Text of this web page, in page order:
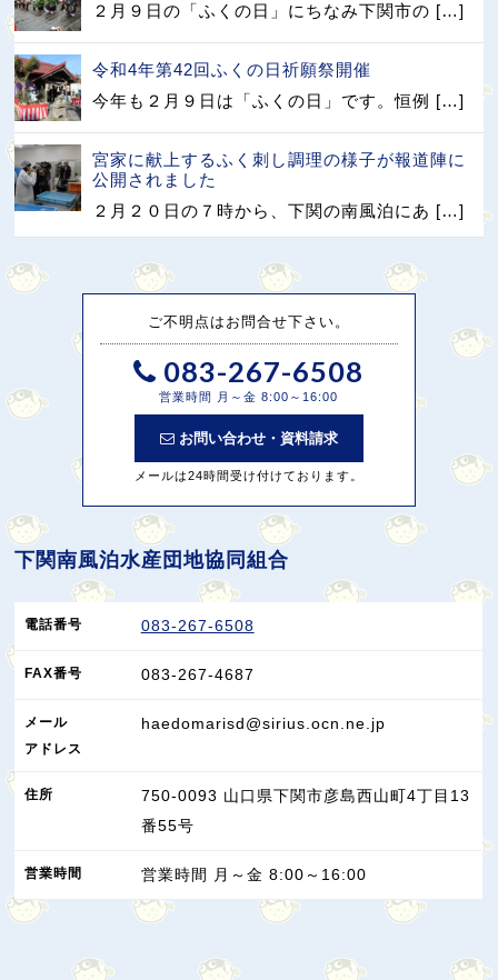
２月９日の「ふくの日」にちなみ下関市の […]
令和4年第42回ふくの日祈願祭開催
今年も２月９日は「ふくの日」です。恒例 […]
宮家に献上するふく刺し調理の様子が報道陣に
公開されました
２月２０日の７時から、下関の南風泊にあ […]
ご不明点はお問合せ下さい。
083-267-6508
営業時間 月～金 8:00～16:00
お問い合わせ・資料請求
メールは24時間受け付けております。
下関南風泊水産団地協同組合
電話番号 083-267-6508
FAX番号 083-267-4687
メール
アドレス
haedomarisd@sirius.ocn.ne.jp
住所 750-0093 山口県下関市彦島西山町4丁目13
番55号
営業時間 営業時間 月～金 8:00～16:00